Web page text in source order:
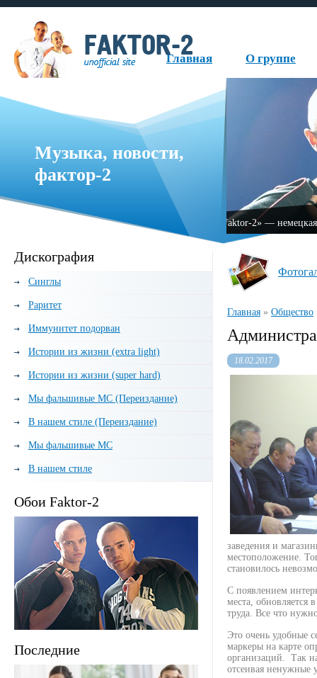
Главная О группе
Музыка, новости,
фактор-2
музыкальная группа, образованная в 1999 году.
Дискография
Синглы
Раритет
Иммунитет подорван
Истории из жизни (extra light)
Истории из жизни (super hard)
Мы фальшивые МС (Переиздание)
В нашем стиле (Переиздание)
Мы фальшивые МС
В нашем стиле
Обои Faktor-2
Последние
Главная » Общество
18.02.2017
заведения и
местоположение.
становилось
С появлением
места,
труда. Все что
Это очень удобные
маркеры на карте
организаций. Так
отсеивая ненужные